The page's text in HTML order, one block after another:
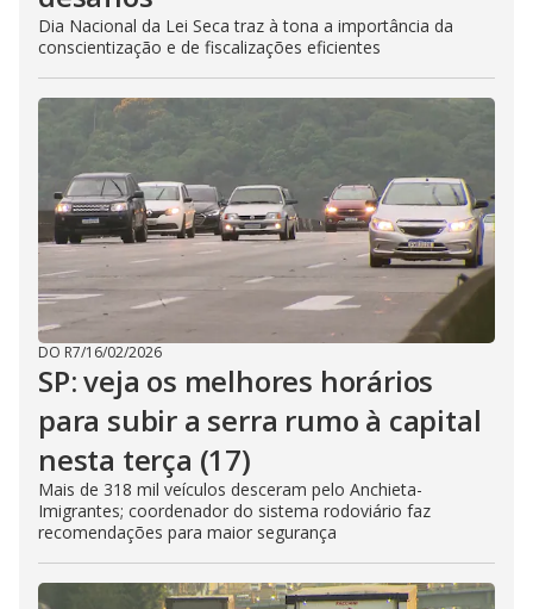
Dia Nacional da Lei Seca traz à tona a importância da
conscientização e de fiscalizações eficientes
DO R7/16/02/2026
SP: veja os melhores horários
para subir a serra rumo à capital
nesta terça (17)
Mais de 318 mil veículos desceram pelo Anchieta-
Imigrantes; coordenador do sistema rodoviário faz
recomendações para maior segurança